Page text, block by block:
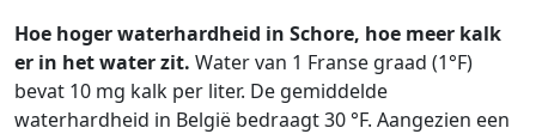
Hoe hoger waterhardheid in Schore, hoe meer kalk
er in het water zit. Water van 1 Franse graad (1°F)
bevat 10 mg kalk per liter. De gemiddelde
waterhardheid in België bedraagt 30 °F. Aangezien een